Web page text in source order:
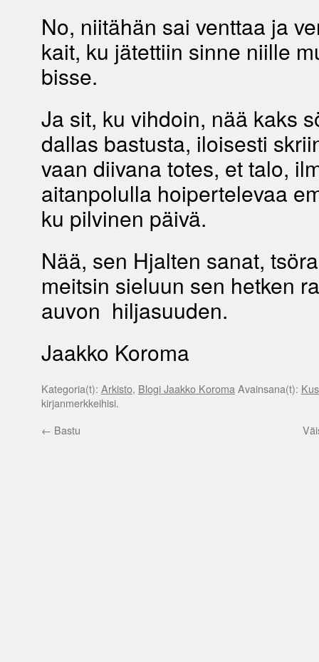
No, niitähän sai venttaa ja
kait, ku jätettiin sinne niille
bisse.
Ja sit, ku vihdoin, nää kaks
dallas bastusta, iloisesti
vaan diivana totes, et talo,
aitanpolulla hoipertelevaa
ku pilvinen päivä.
Nää, sen Hjalten sanat,
meitsin sieluun sen hetken
auvon hiljasuuden.
Jaakko Koroma
Kategoria(t): Arkisto, Blogi Jaakko Koroma Avainsana(t):
kirjanmerkkeihisi.
← Bastu